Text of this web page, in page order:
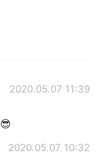
2020.05.07 11:39
2020.05.07 10:32